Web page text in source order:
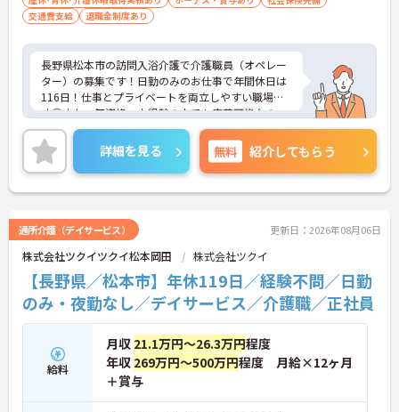
交通費支給
退職金制度あり
長野県松本市の訪問入浴介護で介護職員（オペレー
ター）の募集です！日勤のみのお仕事で年間休日は
116日！仕事とプライベートを両立しやすい職場で
す◎また、無資格・未経験の方でも応募可能なの
で、これから介護業界に挑戦したいという方にピッ
タリの職場です♪ご興味のある方は面接ポイントを
お伝えしますので、お気軽にご連絡ください！
詳細を見る 無料 紹介してもらう
通所介護（デイサービス） 更新日：2026年08月06日
株式会社ツクイツクイ松本岡田 株式会社ツクイ
【長野県／松本市】年休119日／経験不問／日勤
のみ・夜勤なし／デイサービス／介護職／正社員
給料
月収 21.1万円～26.3万円程度
年収 269万円～500万円程度 月給×12ヶ月
＋賞与